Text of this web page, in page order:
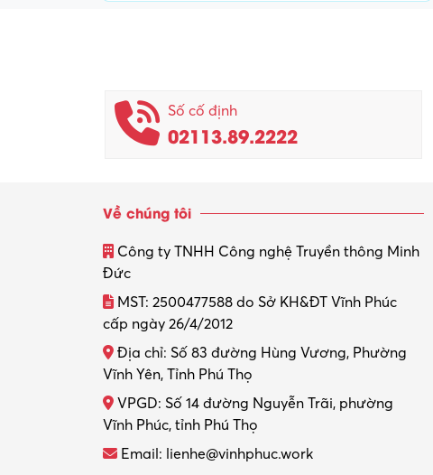
Số cố định
02113.89.2222
Về chúng tôi
Công ty TNHH Công nghệ Truyền thông Minh
Đức
MST: 2500477588 do Sở KH&ĐT Vĩnh Phúc
cấp ngày 26/4/2012
Địa chỉ: Số 83 đường Hùng Vương, Phường
Vĩnh Yên, Tỉnh Phú Thọ
VPGD: Số 14 đường Nguyễn Trãi, phường
Vĩnh Phúc, tỉnh Phú Thọ
Email: lienhe@vinhphuc.work